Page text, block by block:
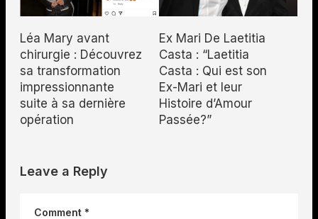
Léa Mary avant
chirurgie : Découvrez
sa transformation
impressionnante
suite à sa dernière
opération
Ex Mari De Laetitia
Casta : “Laetitia
Casta : Qui est son
Ex-Mari et leur
Histoire d’Amour
Passée?”
Leave a Reply
Comment *